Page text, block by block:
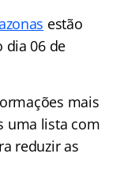
estão
dia 06 de
mais
uma lista com
reduzir as